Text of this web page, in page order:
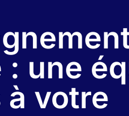
une
à votre